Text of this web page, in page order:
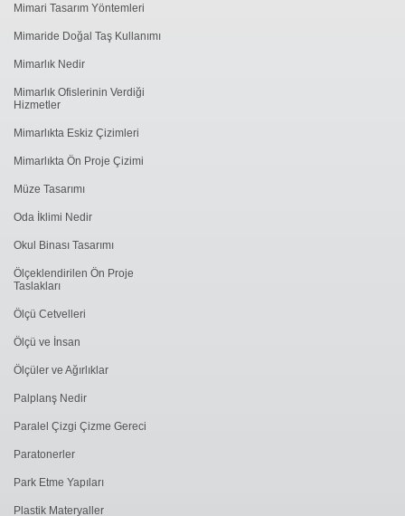
Mimari Tasarım Yöntemleri
Mimaride Doğal Taş Kullanımı
Mimarlık Nedir
Mimarlık Ofislerinin Verdiği
Hizmetler
Mimarlıkta Eskiz Çizimleri
Mimarlıkta Ön Proje Çizimi
Müze Tasarımı
Oda İklimi Nedir
Okul Binası Tasarımı
Ölçeklendirilen Ön Proje
Taslakları
Ölçü Cetvelleri
Ölçü ve İnsan
Ölçüler ve Ağırlıklar
Palplanş Nedir
Paralel Çizgi Çizme Gereci
Paratonerler
Park Etme Yapıları
Plastik Materyaller